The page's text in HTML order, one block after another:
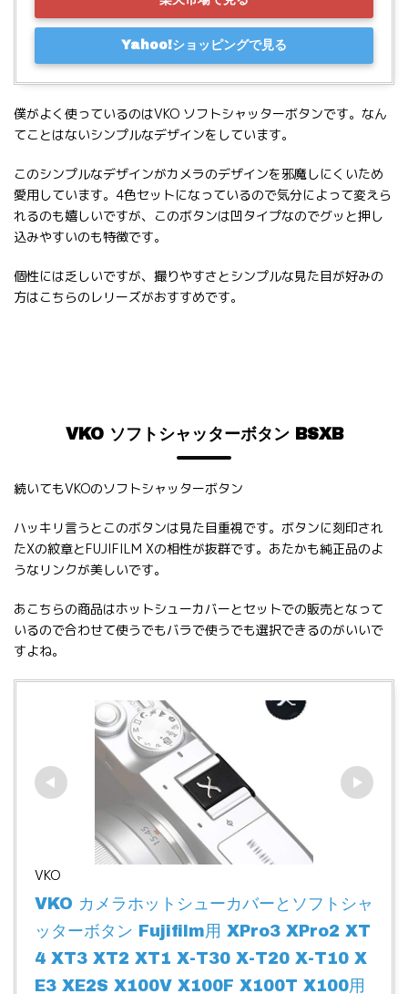
Yahoo!ショッピングで見る
僕がよく使っているのはVKO ソフトシャッターボタンです。なん
てことはないシンプルなデザインをしています。
このシンプルなデザインがカメラのデザインを邪魔しにくいため
愛用しています。4色セットになっているので気分によって変えら
れるのも嬉しいですが、このボタンは凹タイプなのでグッと押し
込みやすいのも特徴です。
個性には乏しいですが、撮りやすさとシンプルな見た目が好みの
方はこちらのレリーズがおすすめです。
VKO ソフトシャッターボタン BSXB
続いてもVKOのソフトシャッターボタン
ハッキリ言うとこのボタンは見た目重視です。ボタンに刻印され
たXの紋章とFUJIFILM Xの相性が抜群です。あたかも純正品のよ
うなリンクが美しいです。
あこちらの商品はホットシューカバーとセットでの販売となって
いるので合わせて使うでもバラで使うでも選択できるのがいいで
すよね。
VKO
VKO カメラホットシューカバーとソフトシャ
ッターボタン Fujifilm用 XPro3 XPro2 XT
4 XT3 XT2 XT1 X-T30 X-T20 X-T10 X
E3 XE2S X100V X100F X100T X100用